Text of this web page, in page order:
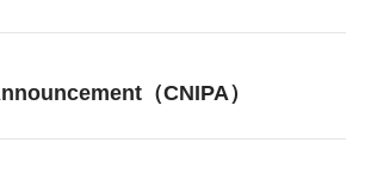
（CNIPA）